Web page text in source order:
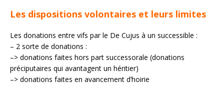
Les dispositions volontaires et leurs limites
Les donations entre vifs par le De Cujus à un successible :
– 2 sorte de donations :
–> donations faites hors part successorale (donations
préciputaires qui avantagent un héritier)
–> donations faites en avancement d’hoirie